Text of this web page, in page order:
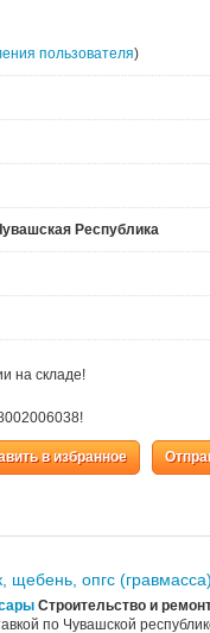
пользователя)
Республика
на складе!
в избранное
щебень, опгс
Строительство и
по Чувашской